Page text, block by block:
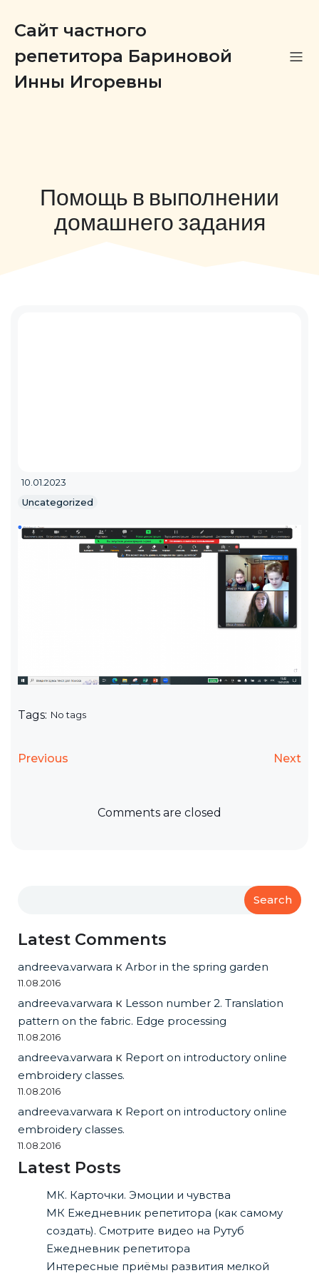
Сайт частного
репетитора Бариновой
Инны Игоревны
Помощь в выполнении
домашнего задания
10.01.2023
Uncategorized
Tags: No tags
Previous Next
Comments are closed
Search
Latest Comments
andreeva.varwara к Arbor in the spring garden
11.08.2016
andreeva.varwara к Lesson number 2. Translation
pattern on the fabric. Edge processing
11.08.2016
andreeva.varwara к Report on introductory online
embroidery classes.
11.08.2016
andreeva.varwara к Report on introductory online
embroidery classes.
11.08.2016
Latest Posts
МК. Карточки. Эмоции и чувства
МК Ежедневник репетитора (как самому
создать). Смотрите видео на Рутуб
Ежедневник репетитора
Интересные приёмы развития мелкой